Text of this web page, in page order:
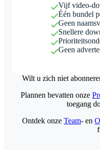
Vijf video-
Één bundel
Geen
Snellere
Geen
Wilt u zich niet
Plannen bevatten onze
toegang
Ontdek onze Team- en